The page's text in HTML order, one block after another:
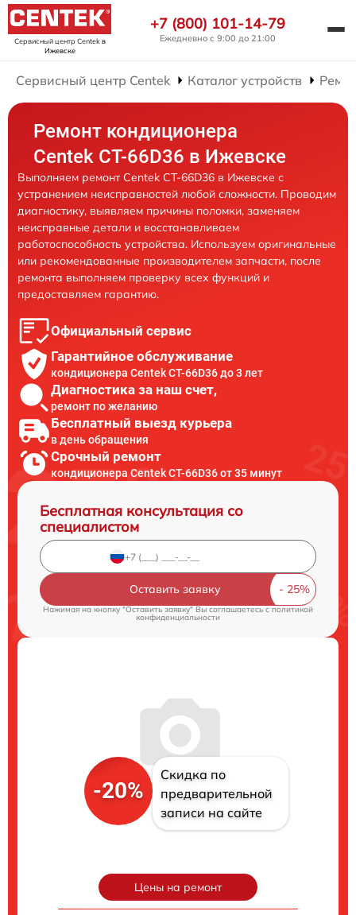
Сервисный центр Centekв
Ижевске
+7 (800) 101-14-79
Ежедневно с 9:00 до 21:00
Сервисный центр Centek Каталог устройств
Ремонт кондиционера
Centek CT-66D36 в Ижевске
Выполняем ремонт Centek CT-66D36 в Ижевске с
устранением неисправностей любой сложности. Проводим
диагностику, выявляем причины поломки, заменяем
неисправные детали и восстанавливаем
работоспособность устройства. Используем оригинальные
или рекомендованные производителем запчасти, после
ремонта выполняем проверку всех функций и
предоставляем гарантию.
Официальный сервис
Гарантийное обслуживание
кондиционера Centek CT-66D36 до 3 лет
Диагностика за наш счет,
ремонт по желанию
Бесплатный выезд курьера
в день обращения
Срочный ремонт
кондиционера Centek CT-66D36 от 35 минут
Бесплатная консультация со
специалистом
Оставить заявку
Нажимая на кнопку "Оставить заявку" Вы соглашаетесь c политикой
конфиденциальности
-20%
Скидка по
предварительной
записи на сайте
Цены на ремонт